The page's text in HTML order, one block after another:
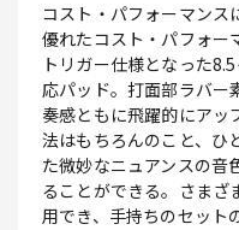
コスト・パフォーマンス
優れたコスト・パフォー
トリガー仕様となった
応パッド。打面部ラバー
奏感ともに飛躍的にアッ
法はもちろんのこと、ひ
た微妙なニュアンスの音
ることができる。さまざ
用でき、手持ちのセット